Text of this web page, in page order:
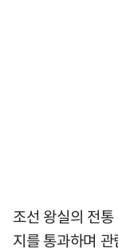
조선 왕실의 전
지를 통과하며